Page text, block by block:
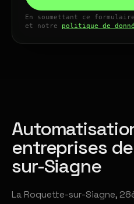
En soumettant ce
et notre politique de
entreprises
sur-Siagne
La Roquette-sur-Siagne,